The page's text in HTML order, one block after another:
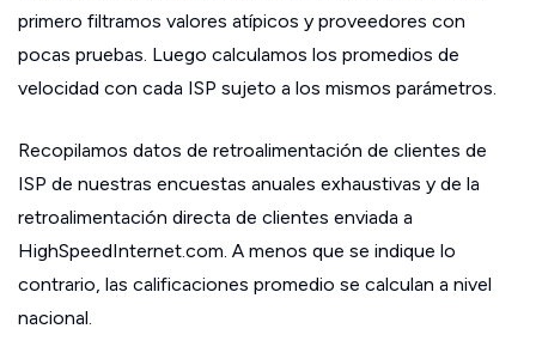
primero filtramos valores atípicos y proveedores con
pocas pruebas. Luego calculamos los promedios de
velocidad con cada ISP sujeto a los mismos parámetros.
Recopilamos datos de retroalimentación de clientes de
ISP de nuestras encuestas anuales exhaustivas y de la
retroalimentación directa de clientes enviada a
HighSpeedInternet.com. A menos que se indique lo
contrario, las calificaciones promedio se calculan a nivel
nacional.